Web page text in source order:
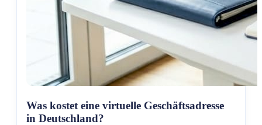
Was kostet eine virtuelle Geschäftsadresse
in Deutschland?